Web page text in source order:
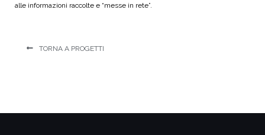
alle informazioni raccolte e “messe in rete”.
TORNA A PROGETTI